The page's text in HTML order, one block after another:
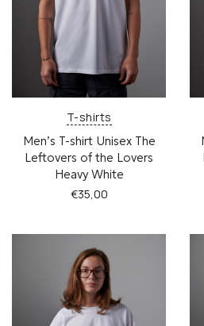
επιλεγούν
στη
προϊόντος
T-shirts
Men’s T-shirt Unisex The
Leftovers of the Lovers
Heavy White
€35,00
το
προϊόν
έχει
πολλαπλές
παραλλαγές.
Οι